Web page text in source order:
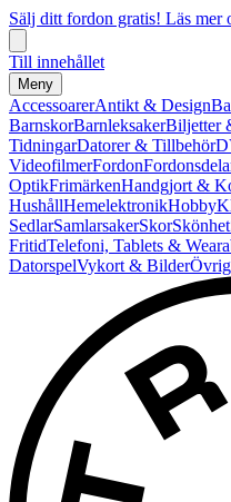
Sälj ditt fordon gratis! Läs mer
Till innehållet
Meny
AccessoarerAntikt & Design
BarnskorBarnleksakerBiljetter
TidningarDatorer & Tillbehör
VideofilmerFordon
OptikFrimärkenHandgjort &
HushållHemelektronikHobby
SedlarSamlarsakerSkorSkönhet
FritidTelefoni, Tablets &
DatorspelVykort & Bilder